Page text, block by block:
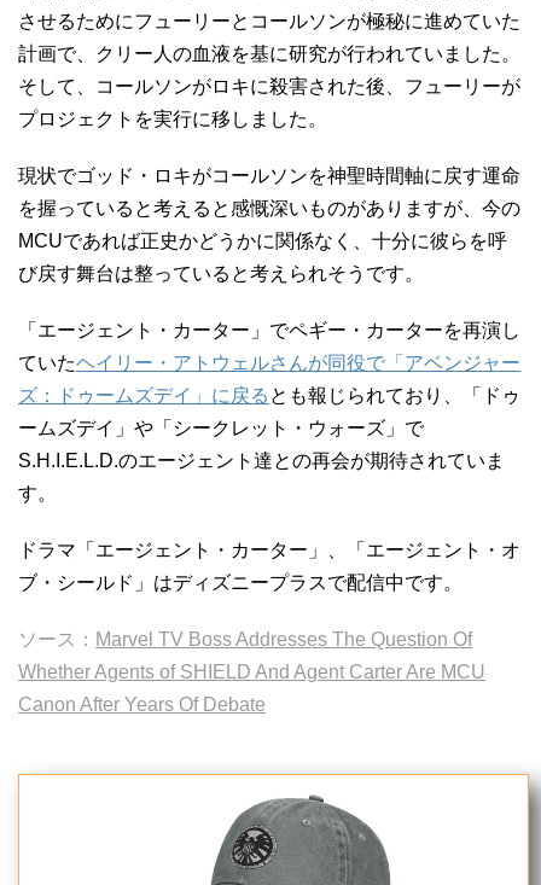
させるためにフューリーとコールソンが極秘に進めていた
計画で、クリー人の血液を基に研究が行われていました。
そして、コールソンがロキに殺害された後、フューリーが
プロジェクトを実行に移しました。
現状でゴッド・ロキがコールソンを神聖時間軸に戻す運命
を握っていると考えると感慨深いものがありますが、今の
MCUであれば正史かどうかに関係なく、十分に彼らを呼
び戻す舞台は整っていると考えられそうです。
「エージェント・カーター」でペギー・カーターを再演し
ていたヘイリー・アトウェルさんが同役で「アベンジャー
ズ：ドゥームズデイ」に戻る とも報じられており、「ドゥ
ームズデイ」や「シークレット・ウォーズ」で
S.H.I.E.L.D.のエージェント達との再会が期待されていま
す。
ドラマ「エージェント・カーター」、「エージェント・オ
ブ・シールド」はディズニープラスで配信中です。
ソース： Marvel TV Boss Addresses The Question Of
Whether Agents of SHIELD And Agent Carter Are MCU
Canon After Years Of Debate